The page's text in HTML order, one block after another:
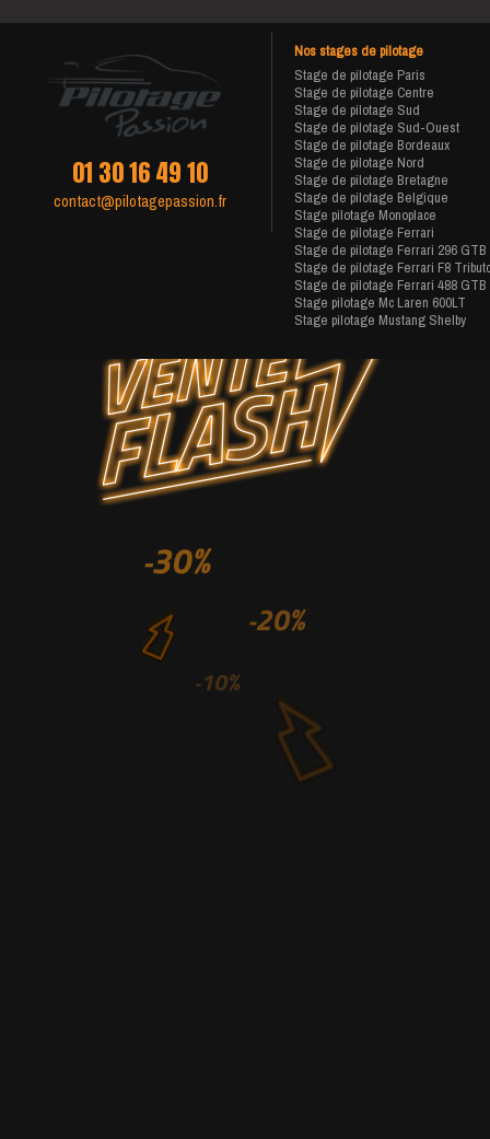
01 30 16 49 10
contact@pilotagepassion.fr
Nos stages de pilotage
Stage de pilotage Paris
Stage de pilotage Centre
Stage de pilotage Sud
Stage de pilotage Sud-Ouest
Stage de pilotage Bordeaux
Stage de pilotage Nord
Stage de pilotage Bretagne
Stage de pilotage Belgique
Stage pilotage Monoplace
Stage de pilotage Ferrari
Stage de pilotage Ferrari 296 GTB
Stage de pilotage Ferrari F8
Stage de pilotage Ferrari 488 GTB
Stage pilotage Mc Laren 600LT
Stage pilotage Mustang Shelby